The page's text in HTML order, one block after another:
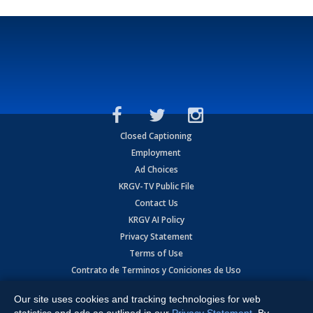
Closed Captioning
Employment
Ad Choices
KRGV-TV Public File
Contact Us
KRGV AI Policy
Privacy Statement
Terms of Use
Contrato de Terminos y Coniciones de Uso
Copyright2026MOBILE VIDEO TAPES, INC. (dba KRGV), 900 East
Our site uses cookies and tracking technologies for web